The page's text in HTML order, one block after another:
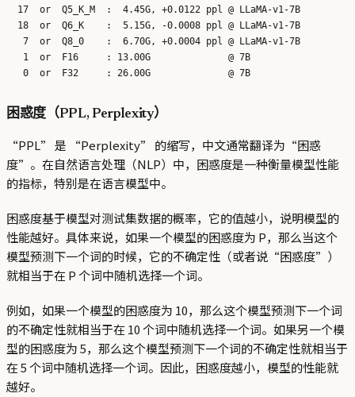
  17  or  Q5_K_M  :  4.45G, +0.0122 ppl @ LLaMA-v1-7B
  18  or  Q6_K    :  5.15G, -0.0008 ppl @ LLaMA-v1-7B
   7  or  Q8_0    :  6.70G, +0.0004 ppl @ LLaMA-v1-7B
   1  or  F16     : 13.00G              @ 7B
困惑度（PPL, Perplexity）
“PPL” 是 “Perplexity” 的缩写，中文通常翻译为“困惑
度”。在自然语言处理（NLP）中，困惑度是一种衡量模型性能
的指标，特别是在语言模型中。
困惑度基于模型对测试集数据的概率，它的值越小，说明模型的
性能越好。具体来说，如果一个模型的困惑度为 P，那么当这个
模型预测下一个词的时候，它的不确定性（或者说“困惑度”）
就相当于在 P 个词中随机选择一个词。
例如，如果一个模型的困惑度为 10，那么这个模型预测下一个词
的不确定性就相当于在 10 个词中随机选择一个词。如果另一个模
型的困惑度为 5，那么这个模型预测下一个词的不确定性就相当于
在 5 个词中随机选择一个词。因此，困惑度越小，模型的性能就
越好。